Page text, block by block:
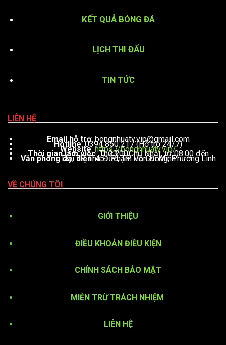
KẾT QUẢ BÓNG ĐÁ
LỊCH THI ĐẤU
TIN TỨC
LIÊN HỆ
Email hỗ trợ:bongnhuatv.vip@gmail.com
Hotline: 0394 850 217 (Hỗ trợ 24/7)
Website:https://bongnhuatv.vip/
Thời gian làm việc : Thứ 2 – Chủ Nhật, từ 08:00 đến 23:00
Văn phòng đại diện: 451 Phạm Văn Đồng, Phường Linh Tây, TP. Thủ Đức, TP. Hồ Chí Minh
VỀ CHÚNG TÔI
GIỚI THIỆU
ĐIỀU KHOẢN ĐIỀU KIỆN
CHÍNH SÁCH BẢO MẬT
MIỄN TRỪ TRÁCH NHIỆM
LIÊN HỆ